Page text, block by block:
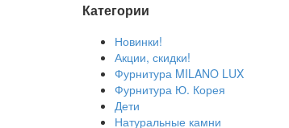
Категории
Новинки!
Акции, скидки!
Фурнитура MILANO LUX
Фурнитура Ю. Корея
Дети
Натуральные камни